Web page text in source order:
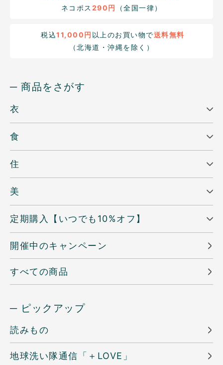
ネコポス 290円 （全国一律）
税込11,000円 以上のお買い物で送料無料
（北海道・沖縄を除く）
─ 商品をさがす
衣
食
住
美
定期購入【いつでも10%オフ】
開催中のキャンペーン
すべての商品
─ ピックアップ
読みもの
地球洗い隊通信「＋LOVE」